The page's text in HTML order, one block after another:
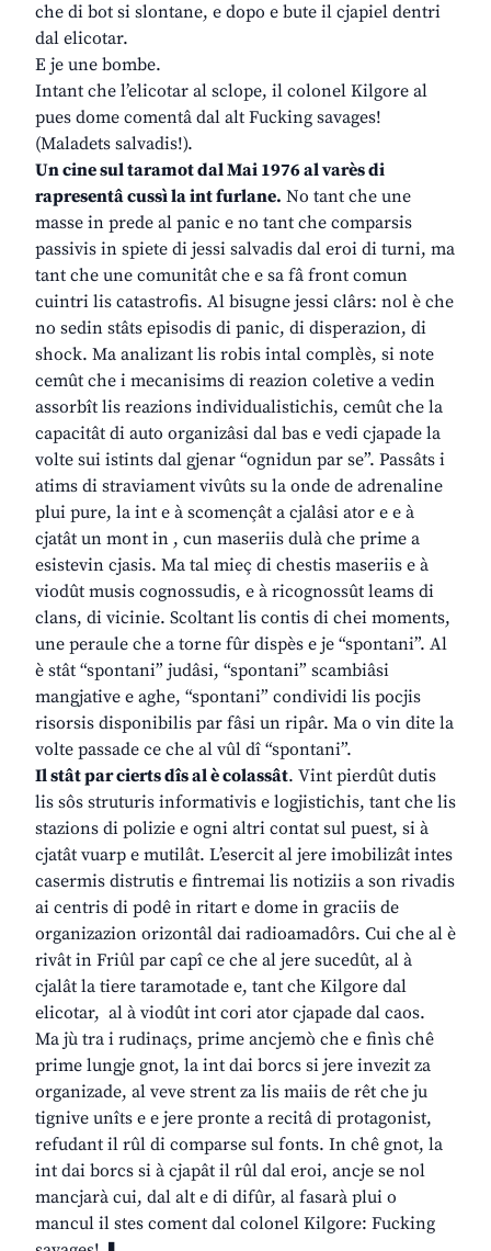
che di bot si slontane, e dopo e bute il cjapiel dentri
dal elicotar.
E je une bombe.
Intant che l’elicotar al sclope, il colonel Kilgore al
pues dome comentâ dal alt Fucking savages!
(Maladets salvadis!).
Un cine sul taramot dal Mai 1976 al varès di
rapresentâ cussì la int furlane. No tant che une
masse in prede al panic e no tant che comparsis
passivis in spiete di jessi salvadis dal eroi di turni, ma
tant che une comunitât che e sa fâ front comun
cuintri lis catastrofis. Al bisugne jessi clârs: nol è che
no sedin stâts episodis di panic, di disperazion, di
shock. Ma analizant lis robis intal complès, si note
cemût che i mecanisims di reazion coletive a vedin
assorbît lis reazions individualistichis, cemût che la
capacitât di auto organizâsi dal bas e vedi cjapade la
volte sui istints dal gjenar “ognidun par se”. Passâts i
atims di straviament vivûts su la onde de adrenaline
plui pure, la int e à scomençât a cjalâsi ator e e à
cjatât un mont in , cun maseriis dulà che prime a
esistevin cjasis. Ma tal mieç di chestis maseriis e à
viodût musis cognossudis, e à ricognossût leams di
clans, di vicinie. Scoltant lis contis di chei moments,
une peraule che a torne fûr dispès e je “spontani”. Al
è stât “spontani” judâsi, “spontani” scambiâsi
mangjative e aghe, “spontani” condividi lis pocjis
risorsis disponibilis par fâsi un ripâr. Ma o vin dite la
volte passade ce che al vûl dî “spontani”.
Il stât par cierts dîs al è colassât. Vint pierdût dutis
lis sôs struturis informativis e logjistichis, tant che lis
stazions di polizie e ogni altri contat sul puest, si à
cjatât vuarp e mutilât. L’esercit al jere imobilizât intes
casermis distrutis e fintremai lis notiziis a son rivadis
ai centris di podê in ritart e dome in graciis de
organizazion orizontâl dai radioamadôrs. Cui che al è
rivât in Friûl par capî ce che al jere sucedût, al à
cjalât la tiere taramotade e, tant che Kilgore dal
elicotar, al à viodût int cori ator cjapade dal caos.
Ma jù tra i rudinaçs, prime ancjemò che e finìs chê
prime lungje gnot, la int dai borcs si jere invezit za
organizade, al veve strent za lis maiis de rêt che ju
tignive unîts e e jere pronte a recitâ di protagonist,
refudant il rûl di comparse sul fonts. In chê gnot, la
int dai borcs si à cjapât il rûl dal eroi, ancje se nol
mancjarà cui, dal alt e di difûr, al fasarà plui o
mancul il stes coment dal colonel Kilgore: Fucking